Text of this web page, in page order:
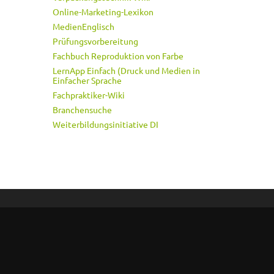
Online-Marketing-Lexikon
MedienEnglisch
Prüfungsvorbereitung
Fachbuch Reproduktion von Farbe
LernApp Einfach (Druck und Medien in
Einfacher Sprache
Fachpraktiker-Wiki
Branchensuche
Weiterbildungsinitiative DI